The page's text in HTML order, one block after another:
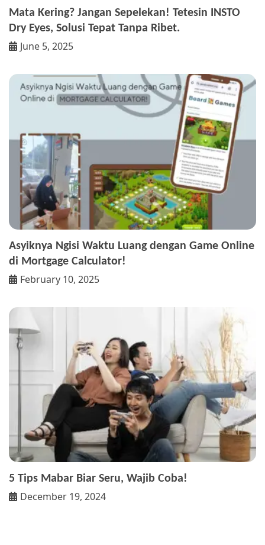
Mata Kering? Jangan Sepelekan! Tetesin INSTO
Dry Eyes, Solusi Tepat Tanpa Ribet.
June 5, 2025
Asyiknya Ngisi Waktu Luang dengan Game Online
di Mortgage Calculator!
February 10, 2025
5 Tips Mabar Biar Seru, Wajib Coba!
December 19, 2024